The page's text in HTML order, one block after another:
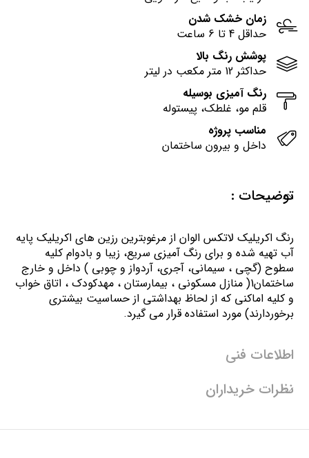
زمان خشک شدن
حداقل 4 تا 6 ساعت
پوشش رنگ بالا
حداکثر 12 متر مکعب در لیتر
رنگ آمیزی بوسیله
قلم مو، غلطک، پیستوله
مناسب پروژه
داخل و بیرون ساختمان
توضیحات :
رنگ اكريليك لاتكس الوان از مرغوبترين رزين هاي اكريليك پايه
آب تهيه شده و برای رنگ آمیزی سریع، زیبا و بادوام کلیه
سطوح (گچی ، سیمانی، آجری، آردواز و چوبی ) داخل و خارج
ساختمان1( منازل مسكوني ، بيمارستان ، مهدكودك ، اتاق خواب
و كليه اماكني كه از لحاظ بهداشتي از حساسيت بيشتري
برخوردارند) مورد استفاده قرار می گیرد.
اطلاعات فنی
نظرات خریداران